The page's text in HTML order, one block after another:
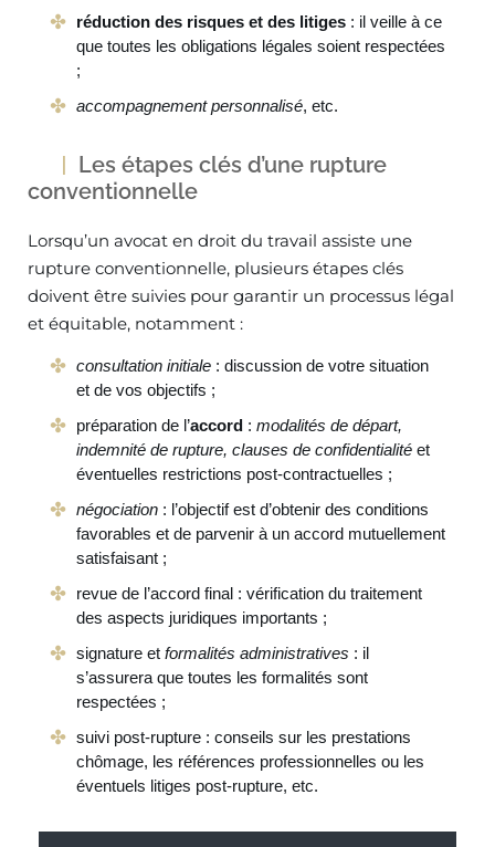
réduction des risques et des litiges : il veille à ce
que toutes les obligations légales soient respectées
;
accompagnement personnalisé, etc.
Les étapes clés d’une rupture
conventionnelle
Lorsqu’un avocat en droit du travail assiste une
rupture conventionnelle, plusieurs étapes clés
doivent être suivies pour garantir un processus légal
et équitable, notamment :
consultation initiale : discussion de votre situation
et de vos objectifs ;
préparation de l’accord : modalités de départ,
indemnité de rupture, clauses de confidentialité et
éventuelles restrictions post-contractuelles ;
négociation : l’objectif est d’obtenir des conditions
favorables et de parvenir à un accord mutuellement
satisfaisant ;
revue de l’accord final : vérification du traitement
des aspects juridiques importants ;
signature et formalités administratives : il
s’assurera que toutes les formalités sont
respectées ;
suivi post-rupture : conseils sur les prestations
chômage, les références professionnelles ou les
éventuels litiges post-rupture, etc.